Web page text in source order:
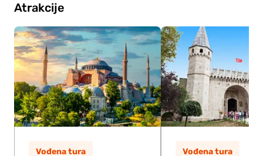
Atrakcije
Vođena tura Vođena tura